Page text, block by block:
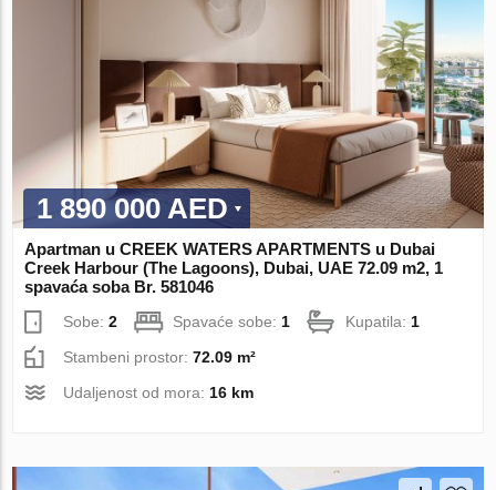
1 890 000 AED
Apartman u CREEK WATERS APARTMENTS u Dubai
Creek Harbour (The Lagoons), Dubai, UAE 72.09 m2, 1
spavaća soba Br. 581046
Sobe:2 Spavaće sobe:1 Kupatila:1
Stambeni prostor:72.09 m²
Udaljenost od mora:16 km